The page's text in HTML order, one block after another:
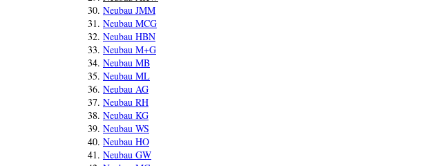
Neubau JMM
Neubau MCG
Neubau HBN
Neubau M+G
Neubau MB
Neubau ML
Neubau AG
Neubau RH
Neubau KG
Neubau WS
Neubau HO
Neubau GW